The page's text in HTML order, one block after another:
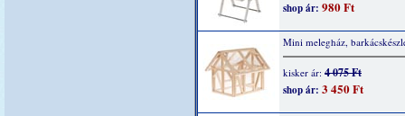
shop ár: 980 Ft
Mini melegház,
kisker ár: 4 075 Ft
shop ár: 3 450 Ft